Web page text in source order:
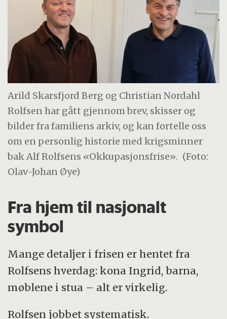
Arild Skarsfjord Berg og Christian Nordahl
Rolfsen har gått gjennom brev, skisser og
bilder fra familiens arkiv, og kan fortelle oss
om en personlig historie med krigsminner
bak Alf Rolfsens «Okkupasjonsfrise». (Foto:
Olav-Johan Øye)
Fra hjem til nasjonalt
symbol
Mange detaljer i frisen er hentet fra
Rolfsens hverdag: kona Ingrid, barna,
møblene i stua – alt er virkelig.
Rolfsen jobbet systematisk.